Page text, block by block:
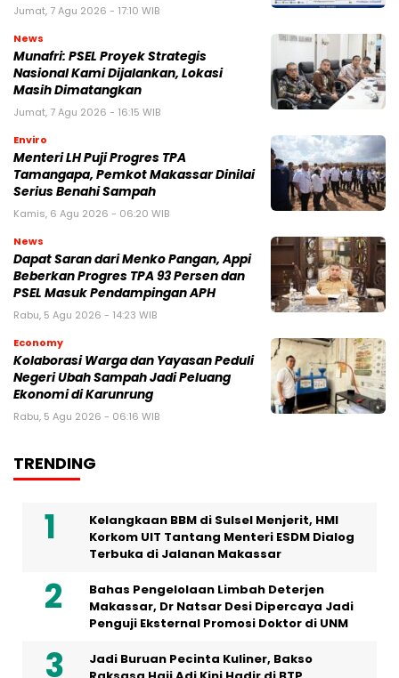
Jumat, 7 Agu 2026 - 17:10 WIB
News
Munafri: PSEL Proyek Strategis
Nasional Kami Dijalankan, Lokasi
Masih Dimatangkan
Jumat, 7 Agu 2026 - 16:15 WIB
Enviro
Menteri LH Puji Progres TPA
Tamangapa, Pemkot Makassar Dinilai
Serius Benahi Sampah
Kamis, 6 Agu 2026 - 06:20 WIB
News
Dapat Saran dari Menko Pangan, Appi
Beberkan Progres TPA 93 Persen dan
PSEL Masuk Pendampingan APH
Rabu, 5 Agu 2026 - 14:23 WIB
Economy
Kolaborasi Warga dan Yayasan Peduli
Negeri Ubah Sampah Jadi Peluang
Ekonomi di Karunrung
Rabu, 5 Agu 2026 - 06:16 WIB
TRENDING
Kelangkaan BBM di Sulsel Menjerit, HMI
Korkom UIT Tantang Menteri ESDM Dialog
Terbuka di Jalanan Makassar
Bahas Pengelolaan Limbah Deterjen
Makassar, Dr Natsar Desi Dipercaya Jadi
Penguji Eksternal Promosi Doktor di UNM
Jadi Buruan Pecinta Kuliner, Bakso